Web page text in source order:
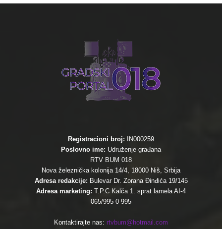
Registracioni broj:
IN000259
Poslovno ime: Udruženje građana
RTV BUM 018
Nova železnička kolonija 14/4, 18000 Niš, Srbija
Adresa redakcije: Bulevar Dr. Zorana Đinđića 19/145
Adresa marketing: T.P.C Kalča 1. sprat lamela AI-4
065/995 0 995
Kontaktirajte nas: rtvbum@hotmail.com